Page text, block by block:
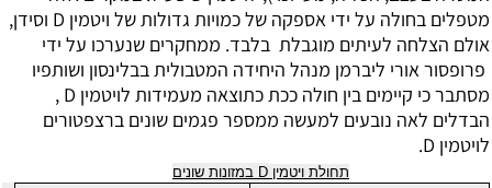
מטפלים בחולה על ידי אספקה של כמויות גדולות של ויטמין D וסידן,
אולם הצלחה לעיתים מוגבלת בלבד. ממחקרים שנערכו על ידי
פרופסור אורי ליברמן מנהל היחידה המטבולית בבלינסון ושותפיו
מסתבר כי קיימים בין חולה ככת כתוצאה מעמידות לויטמין D ,
הבדלים לאה נובעים למעשה ממספר פגמים שונים ברצפטורים
לויטמין D.
תחולת ויטמין D במזונות שונים